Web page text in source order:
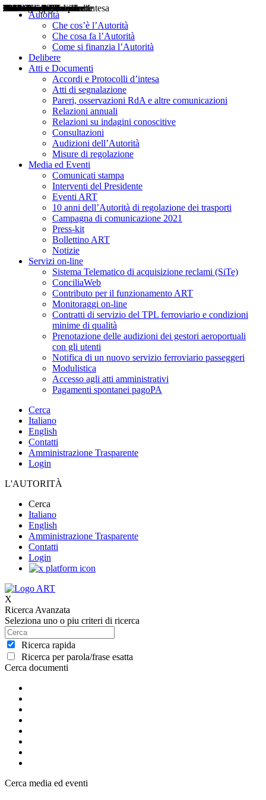
Autorità
Che cos’è l’Autorità
Che cosa fa l’Autorità
Come si finanzia l’Autorità
Delibere
Atti e Documenti
Accordi e Protocolli d’intesa
Atti di segnalazione
Pareri, osservazioni RdA e altre comunicazioni
Relazioni annuali
Relazioni su indagini conoscitive
Consultazioni
Audizioni dell’Autorità
Misure di regolazione
Media ed Eventi
Comunicati stampa
Interventi del Presidente
Eventi ART
10 anni dell’Autorità di regolazione dei trasporti
Campagna di comunicazione 2021
Press-kit
Bollettino ART
Notizie
Servizi on-line
Sistema Telematico di acquisizione reclami (SiTe)
ConciliaWeb
Contributo per il funzionamento ART
Monitoraggi on-line
Contratti di servizio del TPL ferroviario e condizioni
minime di qualità
Prenotazione delle audizioni dei gestori aeroportuali
con gli utenti
Notifica di un nuovo servizio ferroviario passeggeri
Modulistica
Accesso agli atti amministrativi
Pagamenti spontanei pagoPA
Cerca
Italiano
English
Contatti
Amministrazione Trasparente
Login
L'AUTORITÀ
Cerca
Italiano
English
Amministrazione Trasparente
Contatti
Login
X
Ricerca Avanzata
Seleziona uno o piu criteri di ricerca
Ricerca rapida
Ricerca per parola/frase esatta
Cerca documenti
Delibere
Pareri
Consultazioni
Audizioni
Atti di Segnalazione
Accordi e Protocolli d'Intesa
Relazioni annuali
Misure di regolazione
Cerca media ed eventi
Notizie
Comunicati Stampa
Bollettini ART
Convegni ART
Interviste del Presidente
Articoli in primo piano
Interventi del Presidente
2004
2005
2010
2013
2014
2015
2016
2017
2018
2019
202
2020
2021
2022
2023
2024
2025
2026
Aereo
Marittimo
Terrestre